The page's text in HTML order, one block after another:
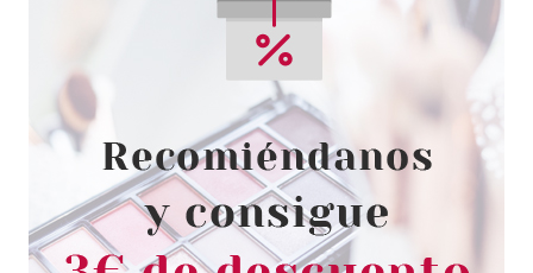
MAIMED
GORRO UNIVERSAL COMFORT
VERDE 100 UDS
Pvr 7.10€
-8%
desde
6.54€